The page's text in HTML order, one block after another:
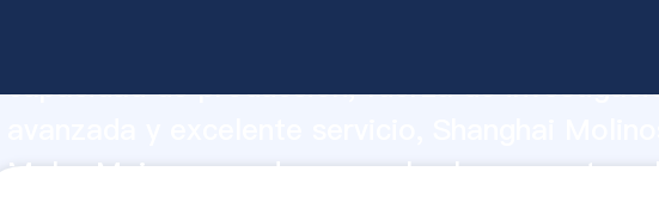
capacidad de producción, fuerza de
Moler Maiz proveedor crea el valor y aporta